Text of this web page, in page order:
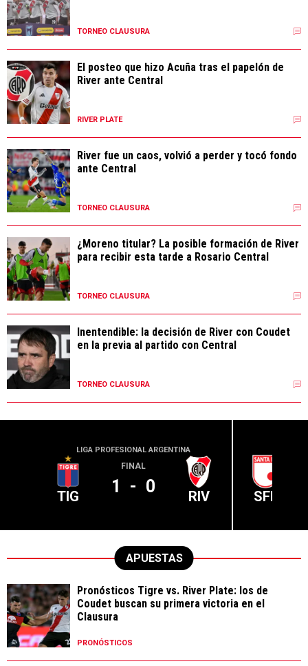
TORNEO CLAUSURA
El posteo que hizo Acuña tras el papelón de
River ante Central
RIVER PLATE
River fue un caos, volvió a perder y tocó fondo
ante Central
TORNEO CLAUSURA
¿Moreno titular? La posible formación de River
para recibir esta tarde a Rosario Central
TORNEO CLAUSURA
Inentendible: la decisión de River con Coudet
en la previa al partido con Central
TORNEO CLAUSURA
LIGA PROFESIONAL ARGENTINA
TIG
FINAL
1 - 0 RIV SFE
APUESTAS
Pronósticos Tigre vs. River Plate: los de
Coudet buscan su primera victoria en el
Clausura
PRONÓSTICOS